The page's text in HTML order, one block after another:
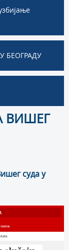
БЕОГРАДУ
ВИШЕГ
судa у